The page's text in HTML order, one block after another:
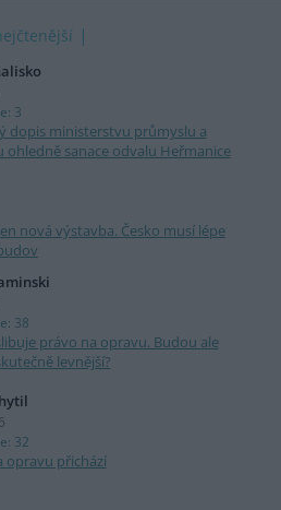
3
dopis ministerstvu průmyslu a
ohledně sanace odvalu Heřmanice
nová výstavba. Česko musí lépe
38
právo na opravu. Budou ale
levnější?
32
opravu přichází